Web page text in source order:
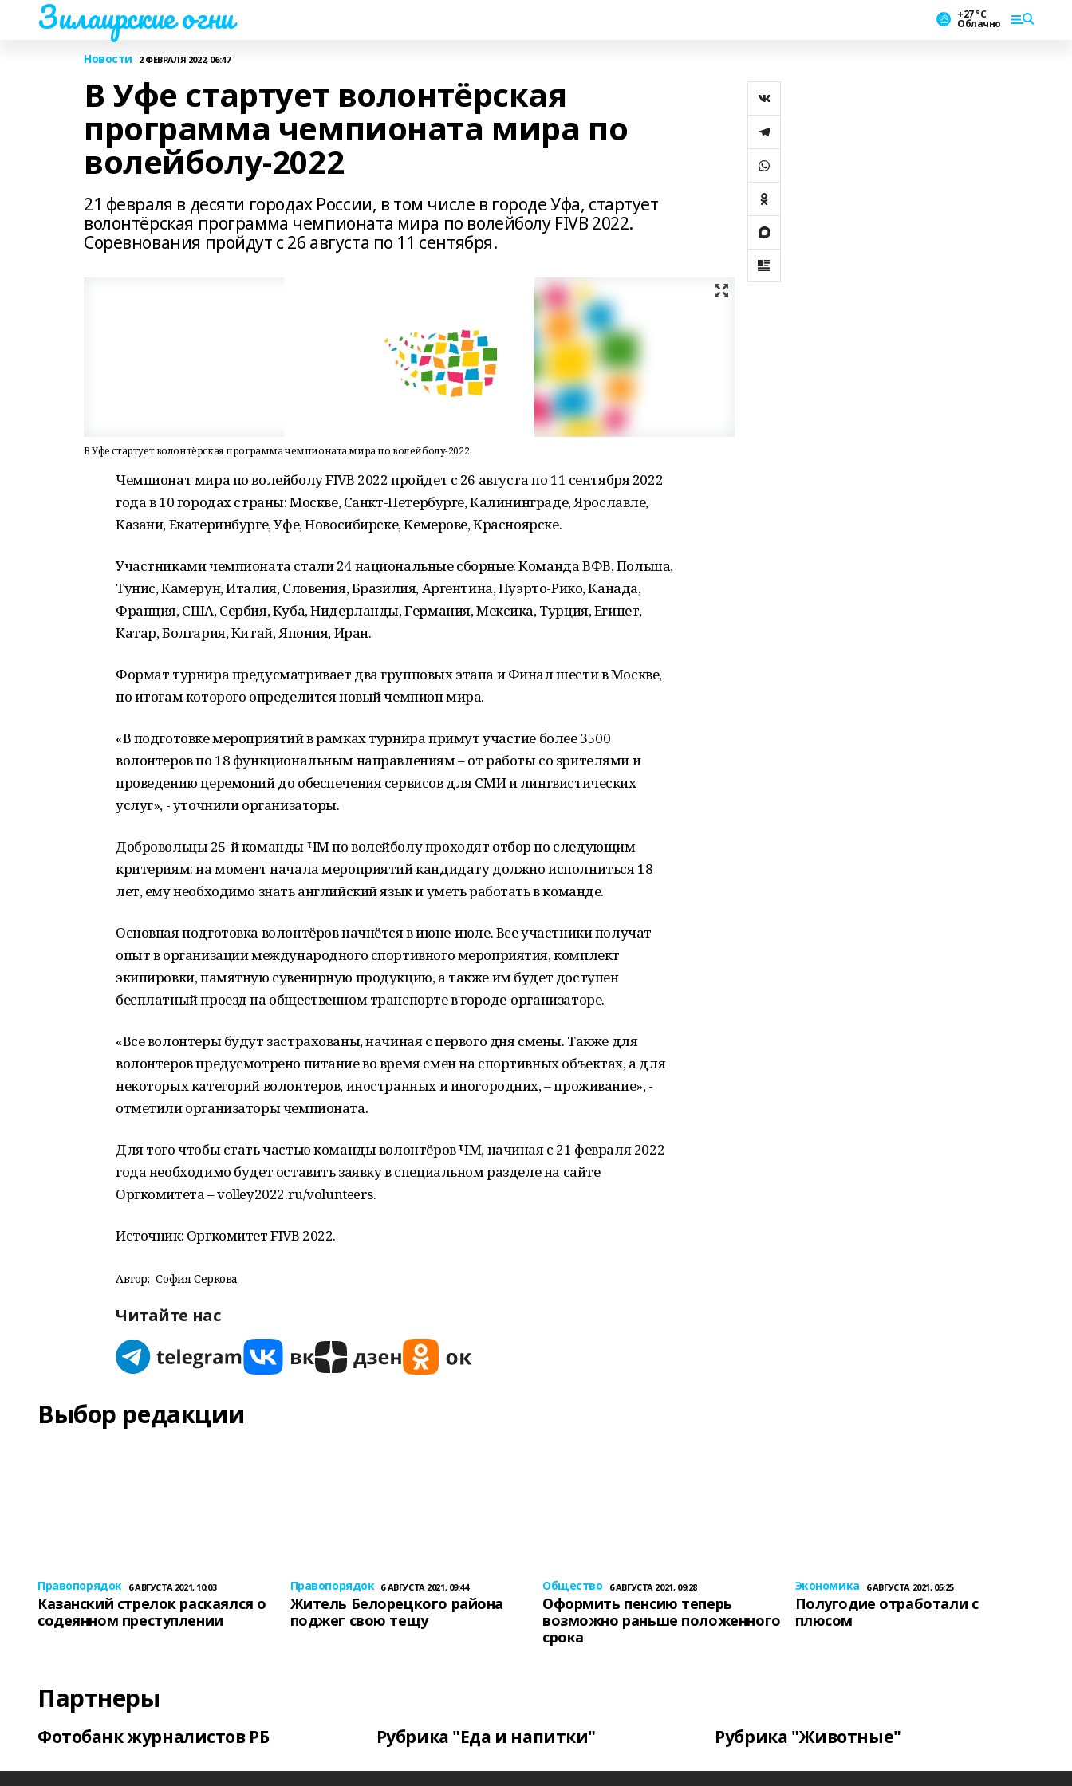
Зилаирские огни +27 °С
Облачно
Новости 2 ФЕВРАЛЯ 2022, 06:47
В Уфе стартует волонтёрская
программа чемпионата мира по
волейболу-2022
21 февраля в десяти городах России, в том числе в городе Уфа, стартует
волонтёрская программа чемпионата мира по волейболу FIVB 2022.
Соревнования пройдут с 26 августа по 11 сентября.
В Уфе стартует волонтёрская программа чемпионата мира по волейболу-2022
Чемпионат мира по волейболу FIVB 2022 пройдет с 26 августа по 11 сентября 2022
года в 10 городах страны: Москве, Санкт-Петербурге, Калининграде, Ярославле,
Казани, Екатеринбурге, Уфе, Новосибирске, Кемерове, Красноярске.
Участниками чемпионата стали 24 национальные сборные: Команда ВФВ, Польша,
Тунис, Камерун, Италия, Словения, Бразилия, Аргентина, Пуэрто-Рико, Канада,
Франция, США, Сербия, Куба, Нидерланды, Германия, Мексика, Турция, Египет,
Катар, Болгария, Китай, Япония, Иран.
Формат турнира предусматривает два групповых этапа и Финал шести в Москве,
по итогам которого определится новый чемпион мира.
«В подготовке мероприятий в рамках турнира примут участие более 3500
волонтеров по 18 функциональным направлениям – от работы со зрителями и
проведению церемоний до обеспечения сервисов для СМИ и лингвистических
услуг», - уточнили организаторы.
Добровольцы 25-й команды ЧМ по волейболу проходят отбор по следующим
критериям: на момент начала мероприятий кандидату должно исполниться 18
лет, ему необходимо знать английский язык и уметь работать в команде.
Основная подготовка волонтёров начнётся в июне-июле. Все участники получат
опыт в организации международного спортивного мероприятия, комплект
экипировки, памятную сувенирную продукцию, а также им будет доступен
бесплатный проезд на общественном транспорте в городе-организаторе.
«Все волонтеры будут застрахованы, начиная с первого дня смены. Также для
волонтеров предусмотрено питание во время смен на спортивных объектах, а для
некоторых категорий волонтеров, иностранных и иногородних, – проживание», -
отметили организаторы чемпионата.
Для того чтобы стать частью команды волонтёров ЧМ, начиная с 21 февраля 2022
года необходимо будет оставить заявку в специальном разделе на сайте
Оргкомитета – volley2022.ru/volunteers.
Источник: Оргкомитет FIVB 2022.
Автор: София Серкова
Читайте нас
Выбор редакции
Правопорядок 6 АВГУСТА 2021, 10:03
Казанский стрелок раскаялся о
содеянном преступлении
Правопорядок 6 АВГУСТА 2021, 09:44
Житель Белорецкого района
поджег свою тещу
Общество 6 АВГУСТА 2021, 09:28
Оформить пенсию теперь
возможно раньше положенного
срока
Экономика 6 АВГУСТА 2021, 05:25
Полугодие отработали с
плюсом
Партнеры
Фотобанк журналистов РБ Рубрика "Еда и напитки" Рубрика "Животные"